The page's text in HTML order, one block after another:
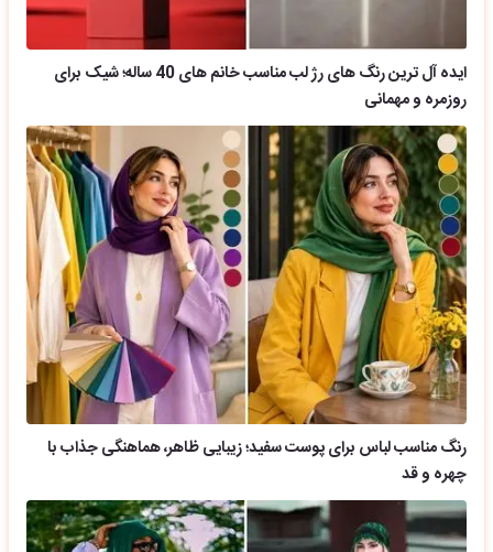
ایده آل ترین رنگ های رژ لب مناسب خانم های 40 ساله؛ شیک برای
روزمره و مهمانی
رنگ مناسب لباس برای پوست سفید؛ زیبایی ظاهر، هماهنگی جذاب با
چهره و قد